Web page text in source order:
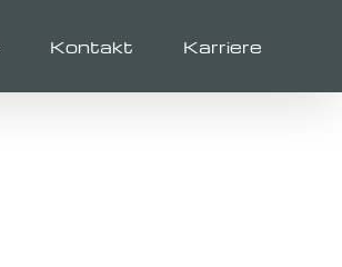
Kontakt Karriere